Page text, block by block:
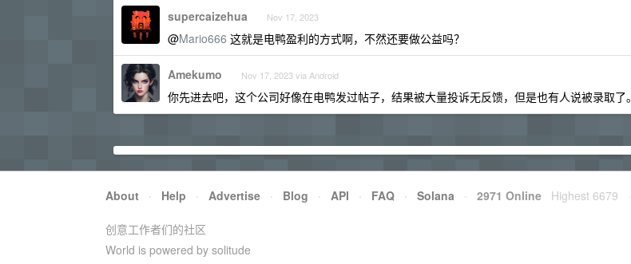
supercaizehua Nov 17, 2023
@Mario666 这就是电鸭盈利的方式啊，不然还要做公益吗？
Amekumo Nov 17, 2023 via Android
你先进去吧，这个公司好像在电鸭发过帖子，结果被大量投诉无反馈，但是也有人说被录取了。
About · Help · Advertise · Blog · API · FAQ · Solana · 2971 Online Highest 6679
创意工作者们的社区
World is powered by solitude